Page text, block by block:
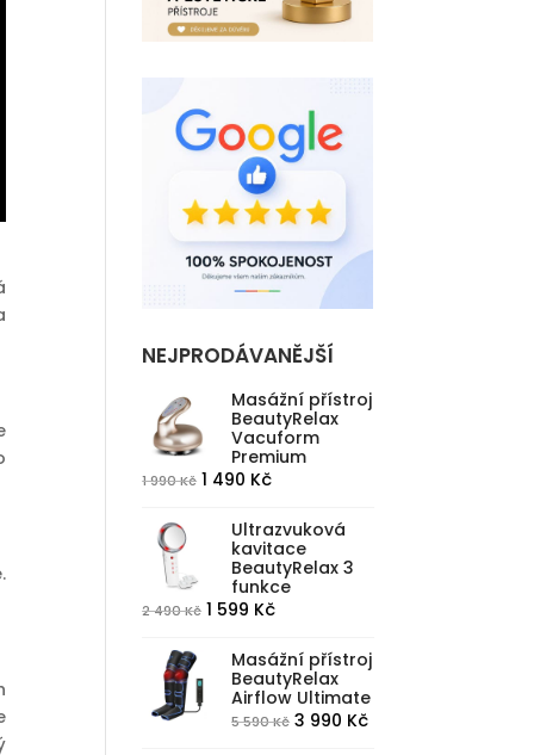
NEJPRODÁVANĚJŠÍ
Masážní přístroj
BeautyRelax
Vacuform
Premium
1 990Kč Původní
byla:
990 Kč.
1 490 KčAktuální
je:
1
490 Kč.
Ultrazvuková
kavitace
BeautyRelax 3
funkce
2 490Kč Původní
byla:
490 Kč.
1 599 KčAktuální
je:
1
599 Kč.
Masážní přístroj
BeautyRelax
Airflow Ultimate
5 590Kč Původní
3 990 KčAktuální